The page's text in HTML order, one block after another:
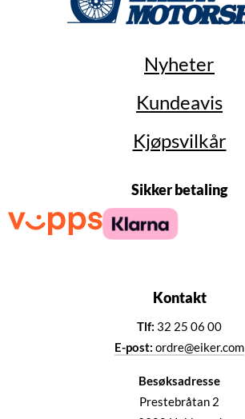
Nyheter
Kundeavis
Kjøpsvilkår
Sikker betaling
Kontakt
Tlf: 32 25 06 00
E-post: ordre@eiker.com
Besøksadresse
Prestebråtan 2